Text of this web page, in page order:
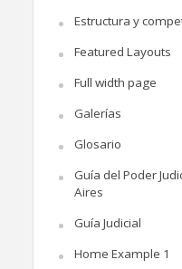
Estructura y
Featured Layouts
Full width page
Galerías
Glosario
Guía del Poder
Aires
Guía Judicial
Home Example 1